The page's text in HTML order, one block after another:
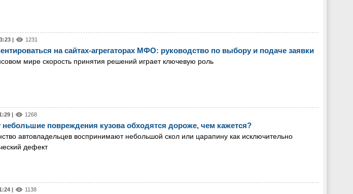
| 1231
на сайтах-агрегаторах МФО: руководство по выбору и подаче заявки
мире скорость принятия решений играет ключевую роль
| 1268
повреждения кузова обходятся дороже, чем кажется?
автовладельцев воспринимают небольшой скол или царапину как исключительно
дефект
| 1138